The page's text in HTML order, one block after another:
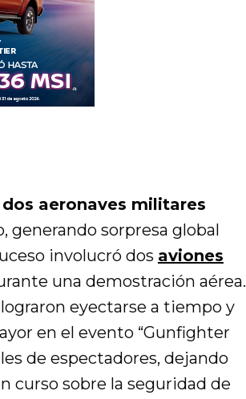
aeronaves militares
generando sorpresa global
involucró dos aviones
una demostración aérea.
eyectarse a tiempo y
en el evento “Gunfighter
de espectadores, dejando
curso sobre la seguridad de